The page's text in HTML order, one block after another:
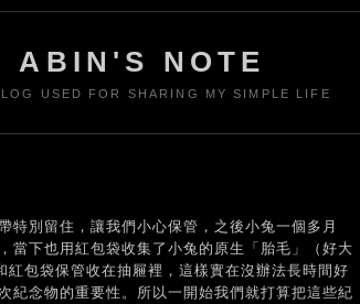
ABIN'S NOTE
USED FOR SHARING MY SIMPLE LIFE
特別留住，讓我們小心保管，之後小兔一個多月
當下也用紅包袋收集了小兔的原生「胎毛」（好大
包袋保管收在抽屜裡，這樣實在沒辦法長時間好
紀念物的重要性。所以一開始我們就打算把這些紀